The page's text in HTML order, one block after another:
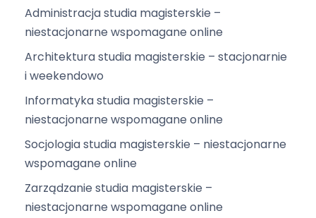
c
j
a
Administracja studia magisterskie –
niestacjonarne wspomagane online
Architektura studia magisterskie – stacjonarnie
i weekendowo
Informatyka studia magisterskie –
niestacjonarne wspomagane online
Socjologia studia magisterskie – niestacjonarne
wspomagane online
Zarządzanie studia magisterskie –
niestacjonarne wspomagane online